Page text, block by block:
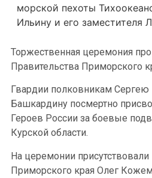
морской пехоты
Ильину и его заместителя
Торжественная церемония
Правительства Приморского
Гвардии полковникам
Башкардину посмертно
Героев России за боевые
Курской области.
На церемонии присутствовали
Приморского края Олег